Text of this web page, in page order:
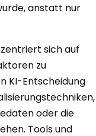
anstatt nur
sich auf
zu
KI-Entscheidung
oder die
Tools und